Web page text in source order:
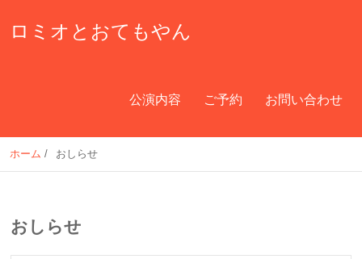
ロミオとおてもやん
公演内容 ご予約 お問い合わせ
ホーム / おしらせ
おしらせ